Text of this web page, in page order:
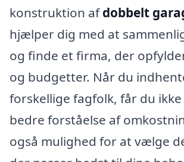
konstruktion afdobbelt
hjælper dig med at
og finde et firma, der
og budgetter. Når du
forskellige fagfolk, får du
bedre forståelse af
også mulighed for at vælge